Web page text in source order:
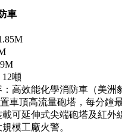
車
噸
高效能化學消防車（美洲
車頂高流量砲塔，每分鐘
載可延伸式尖端砲塔及紅外
模工廠火警。